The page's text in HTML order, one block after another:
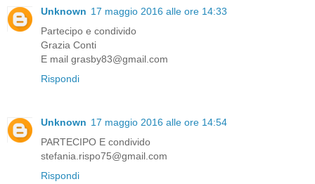
Unknown 17 maggio 2016 alle ore 14:33
Partecipo e condivido
Grazia Conti
E mail grasby83@gmail.com
Rispondi
Unknown 17 maggio 2016 alle ore 14:54
PARTECIPO E condivido
stefania.rispo75@gmail.com
Rispondi